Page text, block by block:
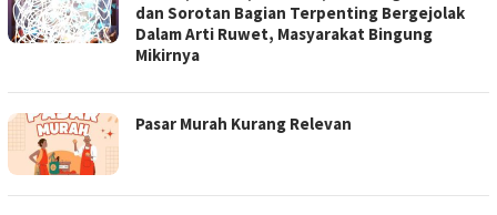
dan Sorotan Bagian Terpenting Bergejolak
Dalam Arti Ruwet, Masyarakat Bingung
Mikirnya
Pasar Murah Kurang Relevan